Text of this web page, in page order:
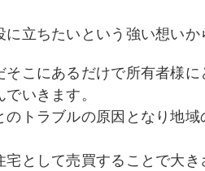
立ちたいという強い想いか
こにあるだけで所有者様
いきます。
トラブルの原因となり地
として売買することで大き